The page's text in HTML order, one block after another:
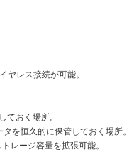
ヤレス接続が可能。
ておく場所。
を恒久的に保管しておく場所。
レージ容量を拡張可能。